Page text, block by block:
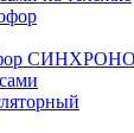
СИНХРОНО